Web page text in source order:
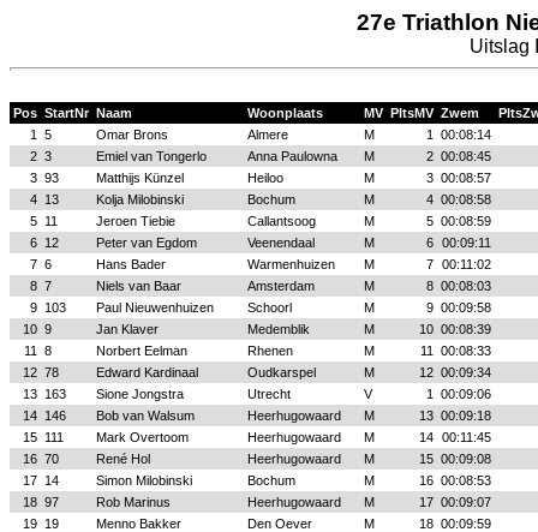
27e Triathlon
Uitslag
Pos StartNr Naam Woonplaats MV PltsMV Zwem
1
5 Omar Brons Almere M 1
00:08:14
2 3 Emiel van Tongerlo Anna Paulowna M 2 00:08:45
3 93 Matthijs Künzel Heiloo M 3 00:08:57
4 13 Kolja Milobinski Bochum M 4 00:08:58
5 11 Jeroen Tiebie Callantsoog M 5 00:08:59
6 12 Peter van Egdom Veenendaal M 6 00:09:11
7 6 Hans Bader Warmenhuizen M 7 00:11:02
8 7 Niels van Baar Amsterdam M 8 00:08:03
9 103 Paul Nieuwenhuizen Schoorl M 9 00:09:58
10 9 Jan Klaver Medemblik M 10 00:08:39
11
8 Norbert Eelman Rhenen M 11
00:08:33
12 78 Edward Kardinaal Oudkarspel M 12 00:09:34
13 163 Sione Jongstra Utrecht V 1
00:09:06
14 146 Bob van Walsum Heerhugowaard M 13 00:09:18
15 111 Mark Overtoom Heerhugowaard M 14 00:11:45
16 70 René Hol Heerhugowaard M 15 00:09:08
17 14 Simon Milobinski Bochum M 16 00:08:53
18 97 Rob Marinus Heerhugowaard M 17 00:09:07
19 19 Menno Bakker Den Oever M 18 00:09:59